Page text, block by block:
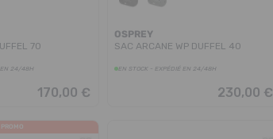
70
EN 24/48H
170,00 €
OSPREY
SAC ARCANE WP DUFFEL 40
EN STOCK - EXPÉDIÉ EN 24/48H
230,00 €
PROMO